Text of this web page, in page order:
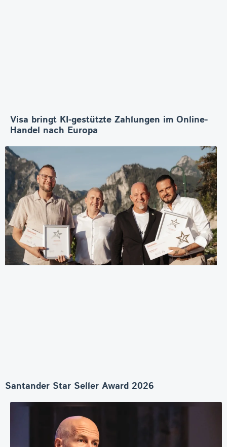
Visa bringt KI-gestützte Zahlungen im Online-
Handel nach Europa
Santander Star Seller Award 2026